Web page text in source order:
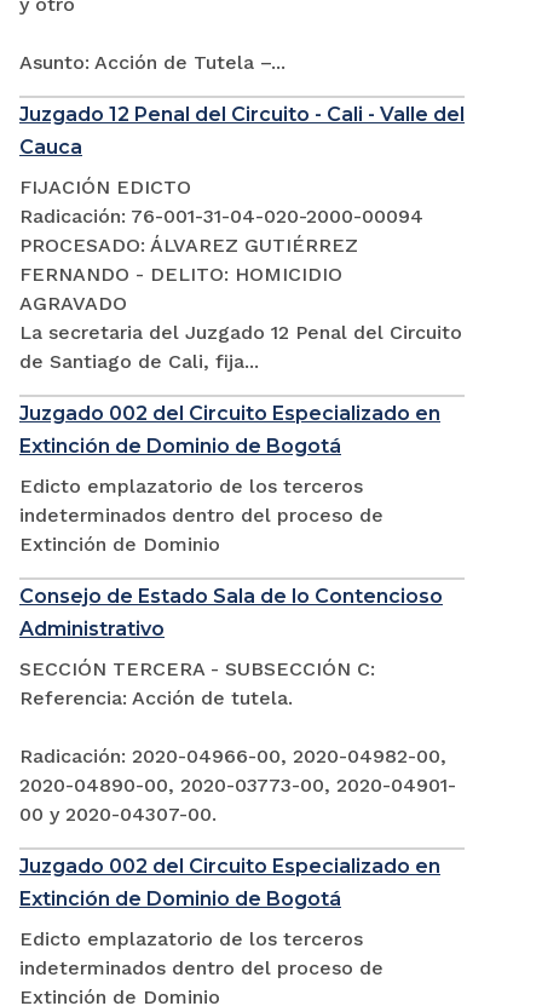
Asunto: Acción de Tutela –...
Juzgado 12 Penal del Circuito - Cali - Valle del
Cauca
FIJACIÓN EDICTO
Radicación: 76-001-31-04-020-2000-00094
PROCESADO: ÁLVAREZ GUTIÉRREZ
FERNANDO - DELITO: HOMICIDIO
AGRAVADO
La secretaria del Juzgado 12 Penal del Circuito
de Santiago de Cali, fija...
Juzgado 002 del Circuito Especializado en
Extinción de Dominio de Bogotá
Edicto emplazatorio de los terceros
indeterminados dentro del proceso de
Extinción de Dominio
Consejo de Estado Sala de lo Contencioso
Administrativo
SECCIÓN TERCERA - SUBSECCIÓN C:
Referencia: Acción de tutela.
Radicación: 2020-04966-00, 2020-04982-00,
2020-04890-00, 2020-03773-00, 2020-04901-
00 y 2020-04307-00.
Juzgado 002 del Circuito Especializado en
Extinción de Dominio de Bogotá
Edicto emplazatorio de los terceros
indeterminados dentro del proceso de
Extinción de Dominio